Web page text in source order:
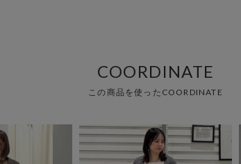
COORDINATE
この商品を使ったCOORDINATE